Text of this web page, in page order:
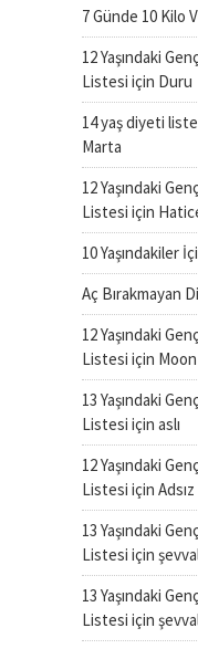
7 Günde 10 Kilo
12 Yaşındaki
Listesi için Duru
14 yaş diyeti
Marta
12 Yaşındaki
Listesi için
10 Yaşındakiler
Aç Bırakmayan
12 Yaşındaki
Listesi için
13 Yaşındaki
Listesi için aslı
12 Yaşındaki
Listesi için Adsız
13 Yaşındaki
Listesi için
13 Yaşındaki
Listesi için